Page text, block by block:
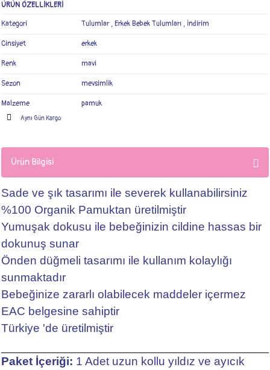
ÜRÜN ÖZELLİKLERİ
Kategori Tulumlar ,Erkek Bebek Tulumları , İndirim
Cinsiyet erkek
Renk mavi
Sezon mevsimlik
Malzeme pamuk
Aynı Gün Kargo
Ürün Bilgisi
Sade ve şık tasarımı ile severek kullanabilirsiniz
%100 Organik Pamuktan üretilmiştir
Yumuşak dokusu ile bebeğinizin cildine hassas bir
dokunuş sunar
Önden düğmeli tasarımı ile kullanım kolaylığı
sunmaktadır
Bebeğinize zararlı olabilecek maddeler içermez
EAC belgesine sahiptir
Türkiye 'de üretilmiştir
Paket İçeriği: 1 Adet uzun kollu yıldız ve ayıcık